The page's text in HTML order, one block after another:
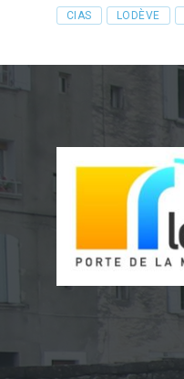
Tags
CIAS LODÈVE